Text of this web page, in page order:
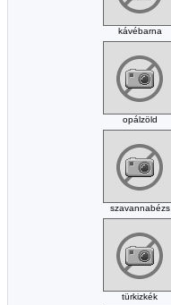
kávébarna
opálzöld
szavannabézs
türkizkék